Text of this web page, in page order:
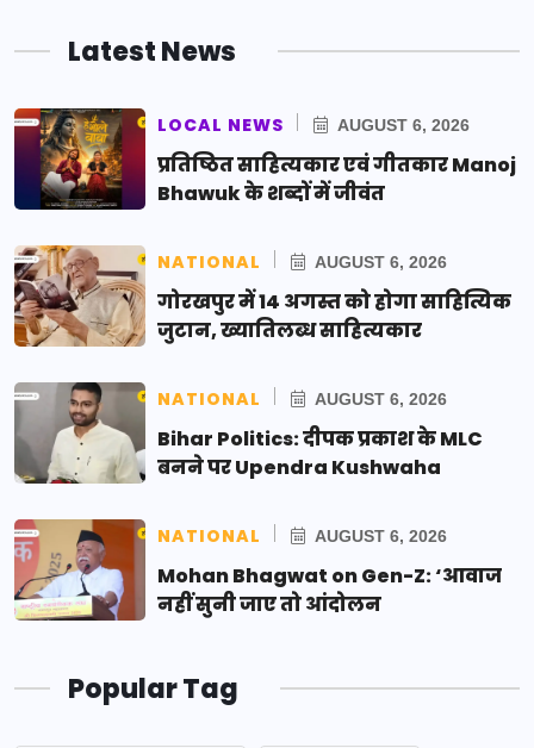
Latest News
LOCAL NEWS AUGUST 6, 2026
प्रतिष्ठित साहित्यकार एवं गीतकार Manoj
Bhawuk के शब्दों में जीवंत
NATIONAL AUGUST 6, 2026
गोरखपुर में 14 अगस्त को होगा साहित्यिक
जुटान, ख्यातिलब्ध साहित्यकार
NATIONAL AUGUST 6, 2026
Bihar Politics: दीपक प्रकाश के MLC
बनने पर Upendra Kushwaha
NATIONAL AUGUST 6, 2026
Mohan Bhagwat on Gen-Z: ‘आवाज
नहीं सुनी जाए तो आंदोलन
Popular Tag